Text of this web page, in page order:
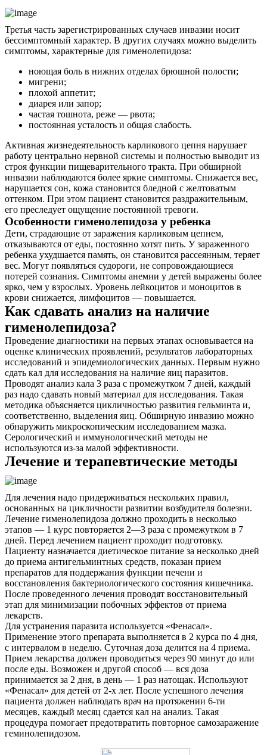
Третья часть зарегистрированных случаев инвазии носит
бессимптомный характер. В других случаях можно выделить
симптомы, характерные для гименолепидоза:
ноющая боль в нижних отделах брюшной полости;
мигрени;
плохой аппетит;
диарея или запор;
частая тошнота, реже — рвота;
постоянная усталость и общая слабость.
Активная жизнедеятельность карликового цепня нарушает
работу центрально нервной системы и полностью выводит из
строя функции пищеварительного тракта. При обширной
инвазии наблюдаются более яркие симптомы. Снижается вес,
нарушается сон, кожа становится бледной с желтоватым
оттенком. При этом пациент становится раздражительным,
его преследует ощущение постоянной тревоги.
Особенности гименолепидоза у ребенка
Дети, страдающие от заражения карликовым цепнем,
отказываются от еды, постоянно хотят пить. У зараженного
ребенка ухудшается память, он становится рассеянным, теряет
вес. Могут появляться судороги, не сопровождающиеся
потерей сознания. Симптомы анемии у детей выражены более
ярко, чем у взрослых. Уровень лейкоцитов и моноцитов в
крови снижается, лимфоцитов — повышается.
Как сдавать анализ на наличие
гименолепидоза?
Проведение диагностики на первых этапах основывается на
оценке клинических проявлений, результатов лабораторных
исследований и эпидемиологических данных. Первым нужно
сдать кал для исследования на наличие яиц паразитов.
Проводят анализ кала 3 раза с промежутком 7 дней, каждый
раз надо сдавать новый материал для исследования. Такая
методика объясняется цикличностью развития гельминта и,
соответственно, выделения яиц. Обширную инвазию можно
обнаружить микроскопическим исследованием мазка.
Серологический и иммунологический методы не
используются из-за малой эффективности.
Лечение и терапевтические методы
Для лечения надо придерживаться нескольких правил,
основанных на цикличности развитии возбудителя болезни.
Лечение гименолепидоза должно проходить в несколько
этапов — 1 курс повторяется 2—3 раза с промежутком в 7
дней. Перед лечением пациент проходит подготовку.
Пациенту назначается диетическое питание за несколько дней
до приема антигельминтных средств, показан прием
препаратов для поддержания функции печени и
восстановления бактериологического состояния кишечника.
После проведенного лечения проводят восстановительный
этап для минимизации побочных эффектов от приема
лекарств.
Для устранения паразита используется «Фенасал».
Применение этого препарата выполняется в 2 курса по 4 дня,
с интервалом в неделю. Суточная доза делится на 4 приема.
Прием лекарства должен проводиться через 90 минут до или
после еды. Возможен и другой способ — вся доза
принимается за 2 дня, в день — 1 раз натощак. Используют
«Фенасал» для детей от 2-х лет. После успешного лечения
пациента должен наблюдать врач на протяжении 6-ти
месяцев, каждый месяц сдается кал на анализ. Такая
процедура помогает предотвратить повторное самозаражение
геминолепидозом.